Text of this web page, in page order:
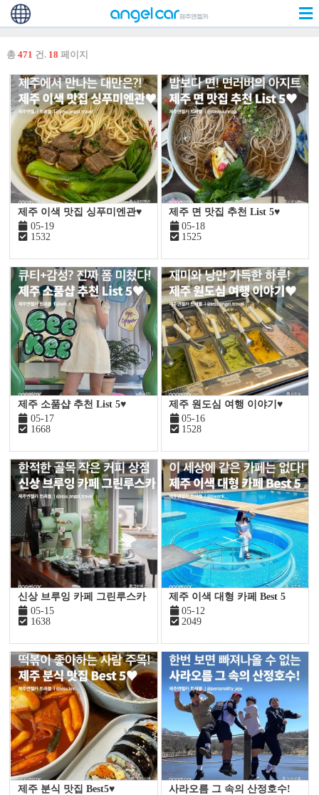
총 471 건. 18 페이지
제주 이색 맛집 싱푸미엔관♥
05-19
1532
제주 면 맛집 추천 List 5♥
05-18
1525
제주 소품샵 추천 List 5♥
05-17
1668
제주 원도심 여행 이야기♥
05-16
1528
신상 브루잉 카페 그린루스카
05-15
1638
제주 이색 대형 카페 Best 5
05-12
2049
제주 분식 맛집 Best5♥
사라오름 그 속의 산정호수!